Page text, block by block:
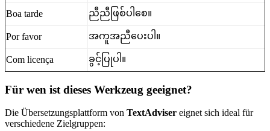
Boa tarde ညီညီဖြစ်ပါစေ။
Por favor အကူအညီပေးပါ။
Com licença ခွင့်ပြုပါ။
Für wen ist dieses Werkzeug geeignet?
Die Übersetzungsplattform von TextAdviser eignet sich ideal für
verschiedene Zielgruppen: